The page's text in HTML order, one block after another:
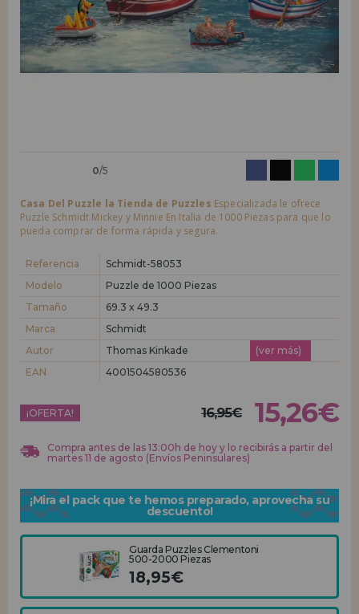
LIQUIDACIONES
INFORMACIÓN
Quiero registrarme como
nuevo cliente
Al crear una cuenta en casadelpuzzle.com podrás realizar tus compras
nuevo distribuidor
¿Eres Profesional o Empresa?. ¿Quieres vender en tu negocio
condiciones de ventas con descuentos especiales para la distribución.
¡Adelante! Te estábamos esperando.
0/5
Casa Del Puzzle la Tienda de Puzzles Especializada le ofrece
Puzzle Schmidt Mickey y Minnie En Italia de 1000 Piezas para que lo
pueda comprar de forma rápida y segura.
Referencia
Schmidt-58053
Modelo
Puzzle de 1000 Piezas
Tamaño
69.3 x 49.3
Marca
Schmidt
Autor
Thomas Kinkade
(ver más)
EAN
4001504580536
¡OFERTA! 16,95€ 15,26€
Compra antes de las 13:00h de hoy y lo recibirás a partir del
martes 11 de agosto (Envíos Peninsulares)
¡Mira el pack que te hemos preparado, aprovecha su
descuento!
Guarda Puzzles Clementoni
500-2000 Piezas
18,95€